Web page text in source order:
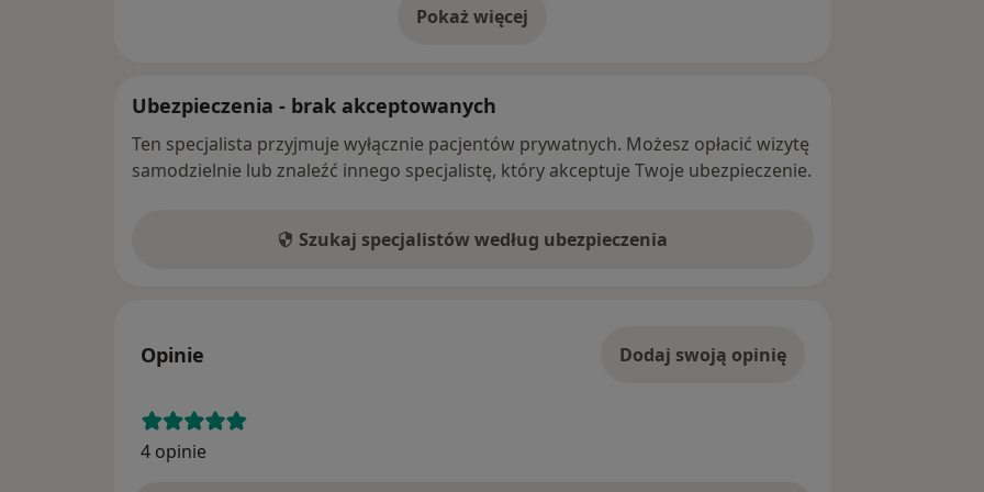
Pokaż więcej
o adresie
Ubezpieczenia - brak akceptowanych
Ten specjalista przyjmuje wyłącznie pacjentów prywatnych. Możesz opłacić wizytę
samodzielnie lub znaleźć innego specjalistę, który akceptuje Twoje ubezpieczenie.
Szukaj specjalistów według ubezpieczenia
Opinie Dodaj swoją opinię
4 opinie